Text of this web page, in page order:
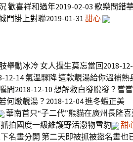
歡喜祥和過年2019-02-03 歌樂間錯
門掛上對聯2019-01-31 甜心
舉動冰冷 女人攝生莫忘當回2018-12-
12-14 氣溫驟降 這款靚湯給你溫補熱
間2018-12-10 想解救白發脫發？嘗嘗
何燉靚湯？2018-12-04 進冬蝦正美
華南首只“子二代”熊貓在廣州長隆喜
拍國度一級維護野活潑物雪豹
甜
名畫分開 第二天即被抓被盜名畫也